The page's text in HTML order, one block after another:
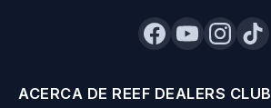
ACERCA DE REEF DEALERS CLUB